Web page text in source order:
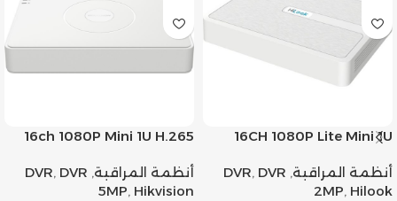
16CH 1080P Lite Mini 1U
أنظمة المراقبة,
DVR, DVR
2MP, Hilook
16ch 1080P Mini 1U H.265
أنظمة المراقبة,
DVR, DVR
5MP, Hikvision